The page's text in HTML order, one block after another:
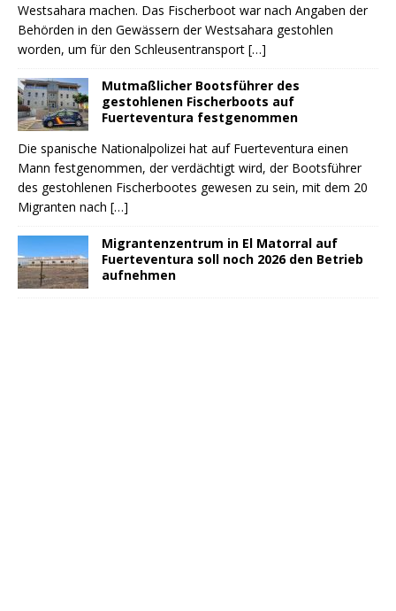
Westsahara machen. Das Fischerboot war nach Angaben der
Behörden in den Gewässern der Westsahara gestohlen
worden, um für den Schleusentransport […]
Mutmaßlicher Bootsführer des
gestohlenen Fischerboots auf
Fuerteventura festgenommen
Die spanische Nationalpolizei hat auf Fuerteventura einen
Mann festgenommen, der verdächtigt wird, der Bootsführer
des gestohlenen Fischerbootes gewesen zu sein, mit dem 20
Migranten nach […]
Migrantenzentrum in El Matorral auf
Fuerteventura soll noch 2026 den Betrieb
aufnehmen